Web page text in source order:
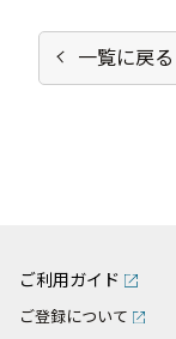
一覧に戻る
ご利用ガイド
ご登録について